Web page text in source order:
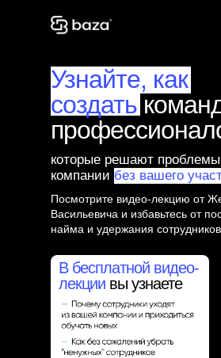
которые решают проблемы
компании без вашего
Посмотрите видео-лекцию от
Васильевича и избавьтесь от
найма и удержания сотрудников
Узнайте, как
создать
В бесплатной видео-
лекции вы узнаете